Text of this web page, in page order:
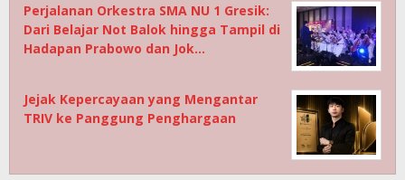
Perjalanan Orkestra SMA NU 1 Gresik:
Dari Belajar Not Balok hingga Tampil di
Hadapan Prabowo dan Jok…
Jejak Kepercayaan yang Mengantar
TRIV ke Panggung Penghargaan